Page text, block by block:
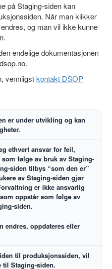
på Staging-siden kan
Når man klikker
og man vil ikke kunne
endelige dokumentasjonen
vennligstkontakt DSOP
er under utvikling og kan
ethvert ansvar for feil,
følge av bruk av Staging-
siden tilbys “som den er”
av Staging-siden gjør
er ikke ansvarlig
oppstår som følge av
siden.
endres, oppdateres eller
til produksjonssiden, vil
til Staging-siden.